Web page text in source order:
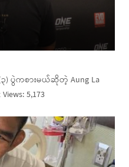
ပွဲကစားမယ်ဆိုတဲ့ Aung La
5,173